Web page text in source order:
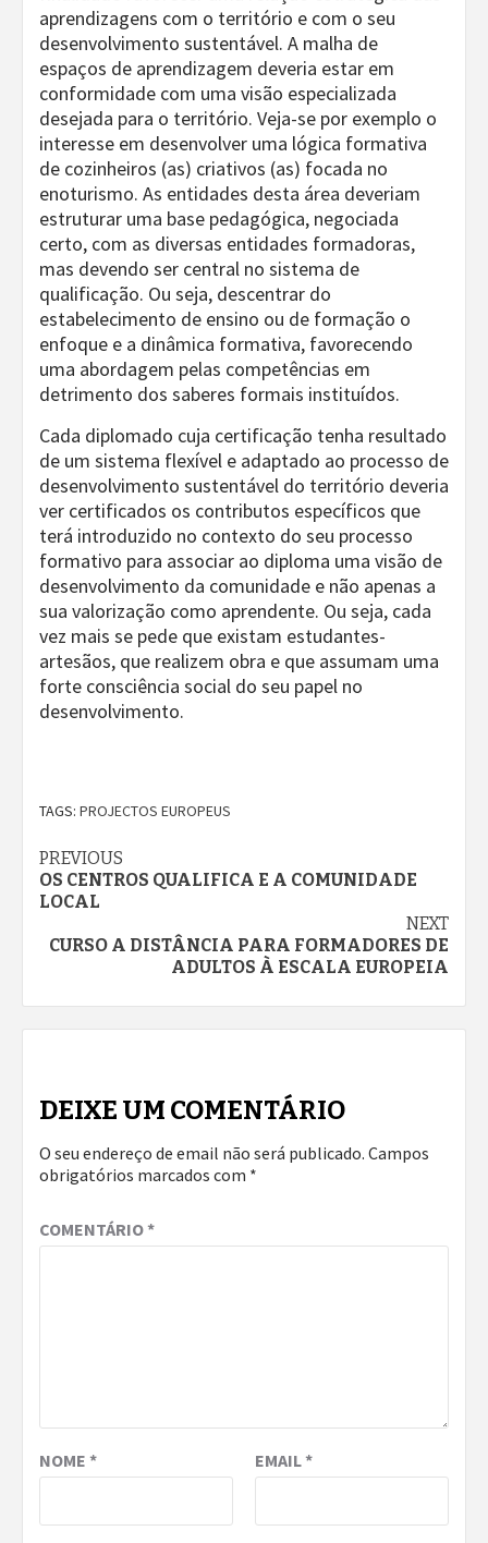
aprendizagens com o território e com o seu
desenvolvimento sustentável. A malha de
espaços de aprendizagem deveria estar em
conformidade com uma visão especializada
desejada para o território. Veja-se por exemplo o
interesse em desenvolver uma lógica formativa
de cozinheiros (as) criativos (as) focada no
enoturismo. As entidades desta área deveriam
estruturar uma base pedagógica, negociada
certo, com as diversas entidades formadoras,
mas devendo ser central no sistema de
qualificação. Ou seja, descentrar do
estabelecimento de ensino ou de formação o
enfoque e a dinâmica formativa, favorecendo
uma abordagem pelas competências em
detrimento dos saberes formais instituídos.
Cada diplomado cuja certificação tenha resultado
de um sistema flexível e adaptado ao processo de
desenvolvimento sustentável do território deveria
ver certificados os contributos específicos que
terá introduzido no contexto do seu processo
formativo para associar ao diploma uma visão de
desenvolvimento da comunidade e não apenas a
sua valorização como aprendente. Ou seja, cada
vez mais se pede que existam estudantes-
artesãos, que realizem obra e que assumam uma
forte consciência social do seu papel no
desenvolvimento.
TAGS: PROJECTOS EUROPEUS
Continue
Reading
PREVIOUS
OS CENTROS QUALIFICA E A COMUNIDADE
LOCAL
NEXT
CURSO A DISTÂNCIA PARA FORMADORES DE
ADULTOS À ESCALA EUROPEIA
DEIXE UM COMENTÁRIO
O seu endereço de email não será publicado. Campos
obrigatórios marcados com *
COMENTÁRIO*
NOME * EMAIL*